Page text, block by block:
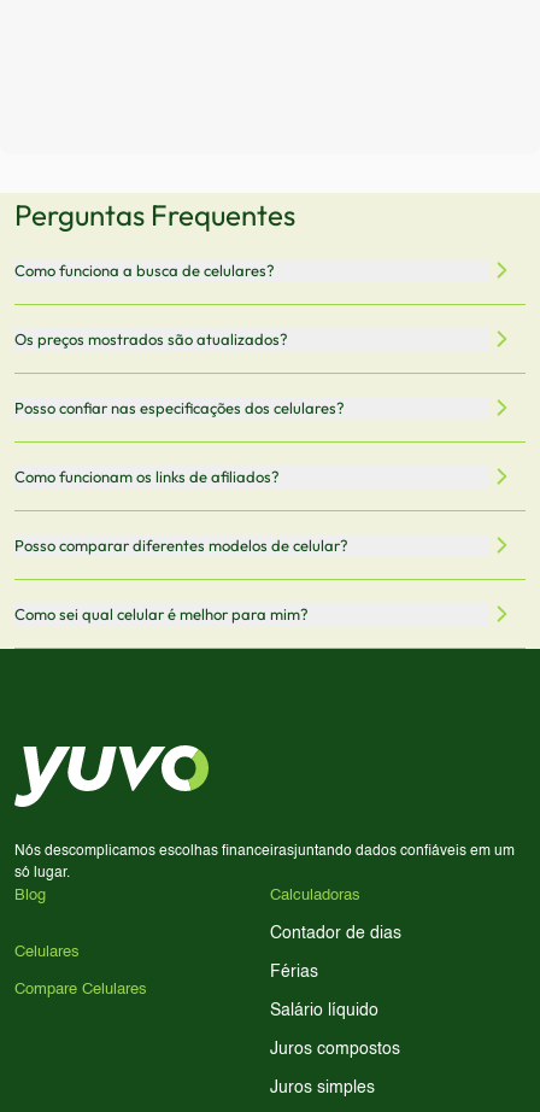
Perguntas Frequentes
Como funciona a busca de celulares?
armazenamento, memória RAM, bateria e conectividade
5G.
Os preços mostrados são atualizados?
vendedor antes de finalizar sua compra.
Posso confiar nas especificações dos celulares?
informações mais recentes de cada modelo.
Como funcionam os links de afiliados?
comissão sem custo adicional para você.
Posso comparar diferentes modelos de celular?
Sim! Você pode selecionar até 3 celulares para comparar
Como sei qual celular é melhor para mim?
processador e bateria são essenciais. Use nossos filtros
para encontrar o celular ideal.
Nós descomplicamos escolhas financeirasjuntando dados confiáveis em um
só lugar.
Blog
Celulares
Compare Celulares
Calculadoras
Contador de dias
Férias
Salário líquido
Juros compostos
Juros simples